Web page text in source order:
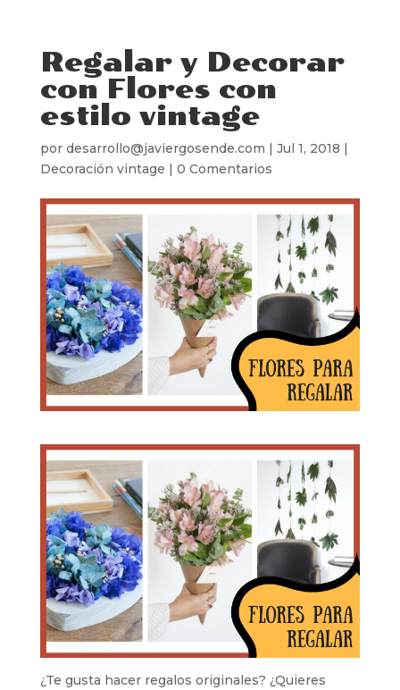
Regalar y Decorar
con Flores con
estilo vintage
por desarrollo@javiergosende.com | Jul 1, 2018 |
Decoración vintage | 0 Comentarios
¿Te gusta hacer regalos originales? ¿Quieres